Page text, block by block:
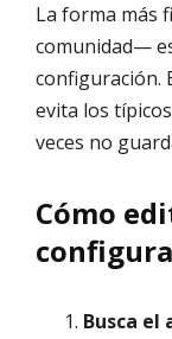
La forma más
comunidad—
configuración.
evita los
veces no
Cómo
Busca el